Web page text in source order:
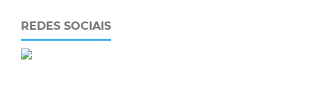
REDES SOCIAIS